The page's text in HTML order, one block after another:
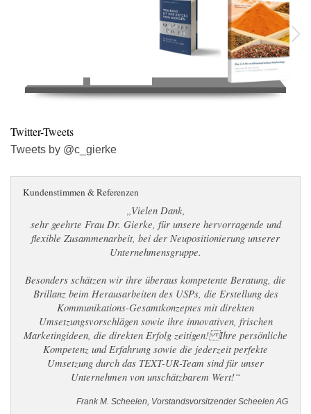
Twitter-Tweets
Tweets by @c_gierke
Kundenstimmen & Referenzen
„Vielen Dank,
sehr geehrte Frau Dr. Gierke, für unsere hervorragende und
flexible Zusammenarbeit, bei der Neupositionierung unserer
Unternehmensgruppe.
Besonders schätzen wir ihre überaus kompetente Beratung, die
Brillanz beim Herausarbeiten des USPs, die Erstellung des
Kommunikations-Gesamtkonzeptes mit direkten
Umsetzungsvorschlägen sowie ihre innovativen, frischen
Marketingideen, die direkten Erfolg zeitigen! Ihre persönliche
Kompetenz und Erfahrung sowie die jederzeit perfekte
Umsetzung durch das TEXT-UR-Team sind für unser
Unternehmen von unschätzbarem Wert!“
Frank M. Scheelen, Vorstandsvorsitzender Scheelen AG